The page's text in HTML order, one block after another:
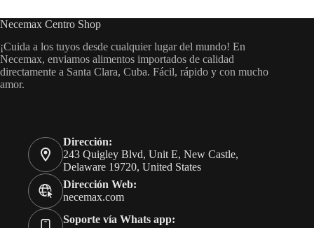
Necemax Centro Shop
¡Cuida a los tuyos desde cualquier lugar del mundo! En
Necemax, enviamos alimentos importados de calidad
directamente a Santa Clara, Cuba. Fácil, rápido y con mucho
amor.
Dirección:
243 Quigley Blvd, Unit E, New Castle,
Delaware 19720, United States
Dirección Web:
necemax.com
Soporte vía Whats app: